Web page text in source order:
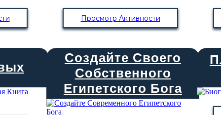
Просмотр Активности
Создайте Своего
Собственного
Египетского Бога